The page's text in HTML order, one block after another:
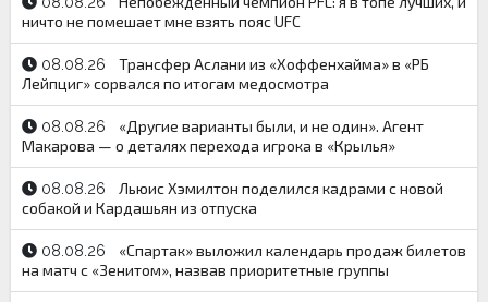
ничто не помешает мне взять пояс UFC
08.08.26
Трансфер Аслани из «Хоффенхайма» в «РБ
Лейпциг» сорвался по итогам медосмотра
08.08.26
«Другие варианты были, и не один». Агент
Макарова — о деталях перехода игрока в «Крылья»
08.08.26
Льюис Хэмилтон поделился кадрами с новой
собакой и Кардашьян из отпуска
08.08.26
«Спартак» выложил календарь продаж билетов
на матч с «Зенитом», назвав приоритетные группы